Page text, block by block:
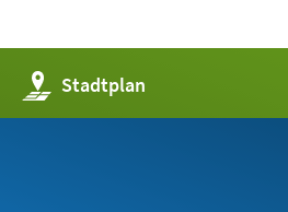
Stadtplan
(Öffnet
in
einem